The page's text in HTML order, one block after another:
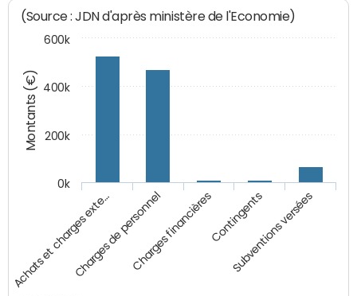
Montants (€)
(Source : JDN d'après ministère de l'Economie)
Achats et charges exte…Charges de personnelCharges financièresContingents
Subventions versées
0k
200k
400k
600k